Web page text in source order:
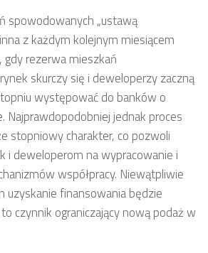
spowodowanych „ustawą
z każdym kolejnym miesiącem
rezerwa mieszkań
skurczy się i deweloperzy zaczną
występować do banków o
Najprawdopodobniej jednak proces
stopniowy charakter, co pozwoli
i deweloperom na wypracowanie i
współpracy. Niewątpliwie
uzyskanie finansowania będzie
czynnik ograniczający nową podaż w